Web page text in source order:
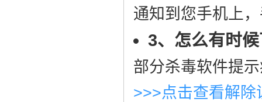
通知到您手机上
3、怎么有时
部分杀毒软件提
>>>点击查看解除